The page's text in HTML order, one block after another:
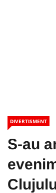
DIVERTISMENT
S-au